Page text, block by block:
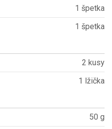
1 špetka
1 špetka
2 kusy
1 lžička
50 g